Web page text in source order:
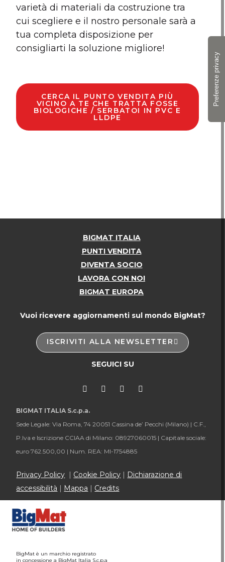
varietà di materiali da costruzione tra
cui scegliere e il nostro personale sarà a
tua completa disposizione per
consigliarti la soluzione migliore!
CERCA IL PUNTO VENDITA PIÙ
VICINO A TE CHE TRATTA FOSSE
BIOLOGICHE / SERBATOI IN PVC E
LLDPE
BIGMAT ITALIA
PUNTI VENDITA
DIVENTA SOCIO
LAVORA CON NOI
BIGMAT EUROPA
Vuoi ricevere aggiornamenti sul mondo BigMat?
ISCRIVITI ALLA NEWSLETTER
SEGUICI SU
BIGMAT ITALIA S.c.p.a.
Sede Legale: Via Roma, 74 20051 Cassina de’ Pecchi (Milano) | C.F.,
P.Iva e Iscrizione CCIAA di Milano: 08927060015 | Capitale sociale:
euro 762.500,00 | Num. REA: MI-1754885
Privacy Policy Cookie Policy
Dichiarazione di
accessibilità
Mappa Credits
BigMat è un marchio registrato
in concessione a BigMat Italia S.c.p.a